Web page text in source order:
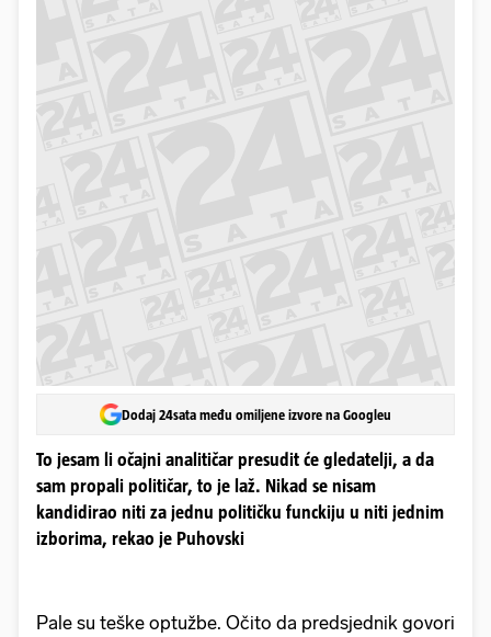
Dodaj 24sata među omiljene izvore na Googleu
To jesam li očajni analitičar presudit će gledatelji, a da
sam propali političar, to je laž. Nikad se nisam
kandidirao niti za jednu političku funckiju u niti jednim
izborima, rekao je Puhovski
Pale su teške optužbe. Očito da predsjednik govori